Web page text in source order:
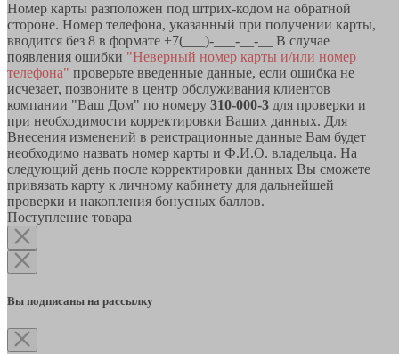
Номер карты разположен под штрих-кодом на обратной
стороне. Номер телефона, указанный при получении карты,
вводится без 8 в формате +7(___)-___-__-__ В случае
появления ошибки "Неверный номер карты и/или номер
телефона" проверьте введенные данные, если ошибка не
исчезает, позвоните в центр обслуживания клиентов
компании "Ваш Дом" по номеру 310-000-3 для проверки и
при необходимости корректировки Ваших данных. Для
Внесения изменений в реистрационные данные Вам будет
необходимо назвать номер карты и Ф.И.О. владельца. На
следующий день после корректировки данных Вы сможете
привязать карту к личному кабинету для дальнейшей
проверки и накопления бонусных баллов.
Поступление товара
Вы подписаны на рассылку